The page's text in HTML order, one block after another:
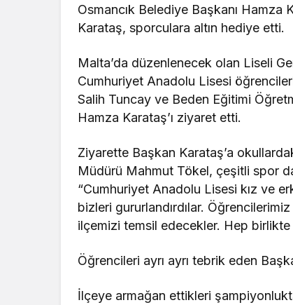
Osmancık Belediye Başkanı Hamza
Karataş, sporculara altın hediye etti.
Malta’da düzenlenecek olan Liseli
Cumhuriyet Anadolu Lisesi
Salih Tuncay ve Beden Eğitimi
Hamza Karataş’ı ziyaret etti.
Ziyarette Başkan Karataş’a
Müdürü Mahmut Tökel, çeşitli spor
“Cumhuriyet Anadolu Lisesi kız ve
bizleri gururlandırdılar.
ilçemizi temsil edecekler. Hep birlikte
Öğrencileri ayrı ayrı tebrik eden
İlçeye armağan ettikleri